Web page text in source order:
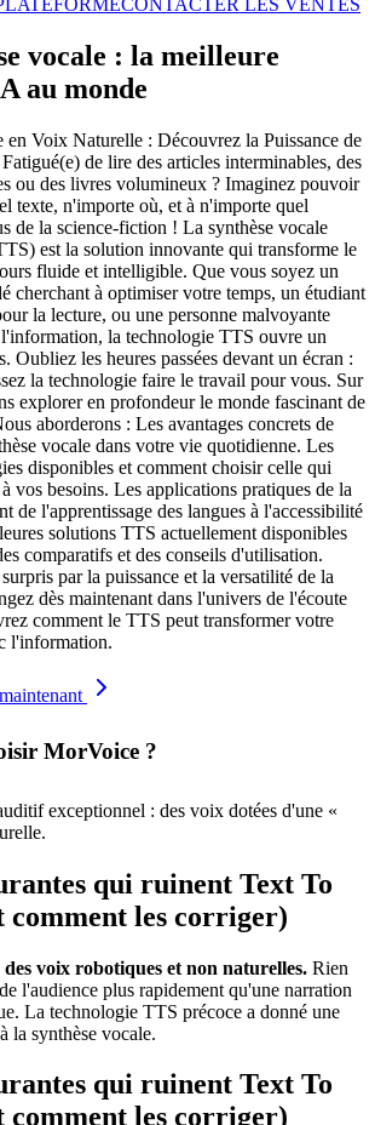
CONTACTER LES VENTES
vocale : la meilleure
au monde
en Voix Naturelle : Découvrez la Puissance de
de lire des articles interminables, des
ou des livres volumineux ? Imaginez pouvoir
texte, n'importe où, et à n'importe quel
de la science-fiction ! La synthèse vocale
est la solution innovante qui transforme le
fluide et intelligible. Que vous soyez un
cherchant à optimiser votre temps, un étudiant
la lecture, ou une personne malvoyante
l'information, la technologie TTS ouvre un
Oubliez les heures passées devant un écran :
la technologie faire le travail pour vous. Sur
explorer en profondeur le monde fascinant de
aborderons : Les avantages concrets de
vocale dans votre vie quotidienne. Les
disponibles et comment choisir celle qui
vos besoins. Les applications pratiques de la
de l'apprentissage des langues à l'accessibilité
solutions TTS actuellement disponibles
comparatifs et des conseils d'utilisation.
par la puissance et la versatilité de la
dès maintenant dans l'univers de l'écoute
comment le TTS peut transformer votre
l'information.
MorVoice ?
exceptionnel : des voix dotées d'une «
qui ruinent Text To
comment les corriger)
voix robotiques et non naturelles. Rien
l'audience plus rapidement qu'une narration
La technologie TTS précoce a donné une
la synthèse vocale.
qui ruinent Text To
comment les corriger)